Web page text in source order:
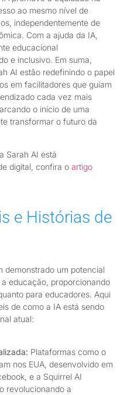
ao mesmo nível de
independentemente de
Com a ajuda da IA,
educacional
e inclusivo. Em suma,
AI estão redefinindo o papel
em facilitadores que guiam
cada vez mais
o início de uma
transformar o futuro da
Sarah AI está
digital, confira o artigo
e Histórias de
demonstrado um potencial
educação, proporcionando
para educadores. Aqui
de como a IA está sendo
atual:
Plataformas como o
nos EUA, desenvolvido em
e a Squirrel AI
revolucionando a